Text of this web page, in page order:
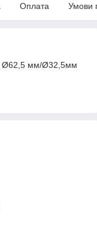
Оплата Умови
Ø62,5 мм/Ø32,5мм